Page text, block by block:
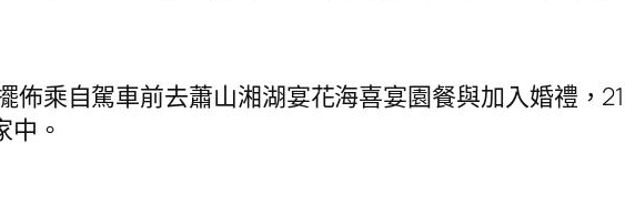
乘自駕車前去蕭山湘湖宴花海喜宴園餐與加入婚禮，
中。